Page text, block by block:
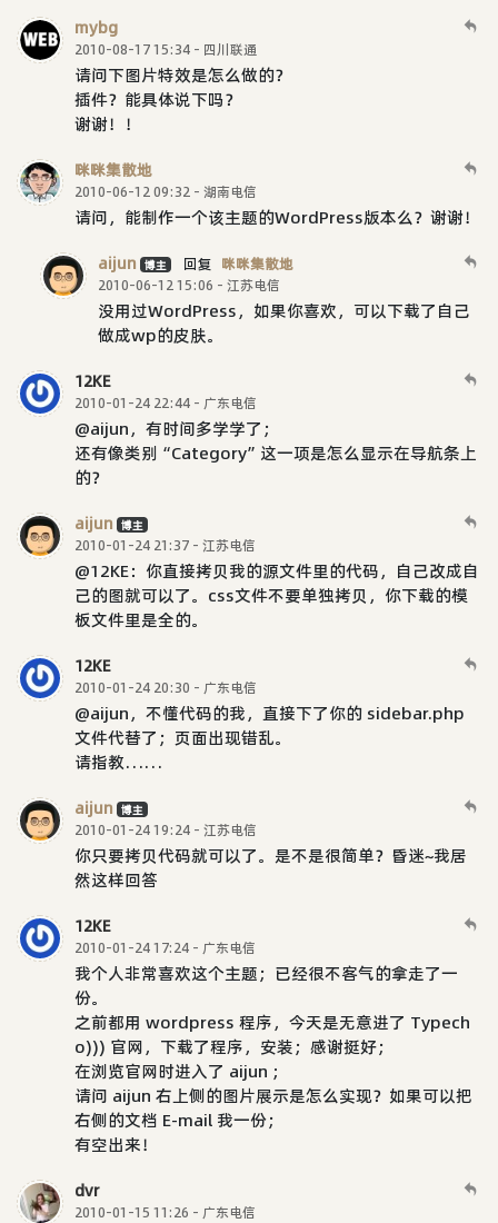
mybg
2010-08-17 15:34 - 四川联通
请问下图片特效是怎么做的？
插件？能具体说下吗？
谢谢！！
咪咪集散地
2010-06-12 09:32 - 湖南电信
请问，能制作一个该主题的WordPress版本么？谢谢！
aijun 博主 回复 咪咪集散地
2010-06-12 15:06 - 江苏电信
没用过WordPress，如果你喜欢，可以下载了自己
做成wp的皮肤。
12KE
2010-01-24 22:44 - 广东电信
@aijun，有时间多学学了；
还有像类别“Category”这一项是怎么显示在导航条上
的？
aijun 博主
2010-01-24 21:37 - 江苏电信
@12KE：你直接拷贝我的源文件里的代码，自己改成自
己的图就可以了。css文件不要单独拷贝，你下载的模
板文件里是全的。
12KE
2010-01-24 20:30 - 广东电信
@aijun，不懂代码的我，直接下了你的 sidebar.php
文件代替了；页面出现错乱。
请指教……
aijun 博主
2010-01-24 19:24 - 江苏电信
你只要拷贝代码就可以了。是不是很简单？昏迷~我居
然这样回答
12KE
2010-01-24 17:24 - 广东电信
我个人非常喜欢这个主题；已经很不客气的拿走了一
份。
之前都用 wordpress 程序，今天是无意进了 Typech
o))) 官网，下载了程序，安装；感谢挺好；
在浏览官网时进入了 aijun ;
请问 aijun 右上侧的图片展示是怎么实现？如果可以把
右侧的文档 E-mail 我一份；
有空出来！
dvr
2010-01-15 11:26 - 广东电信